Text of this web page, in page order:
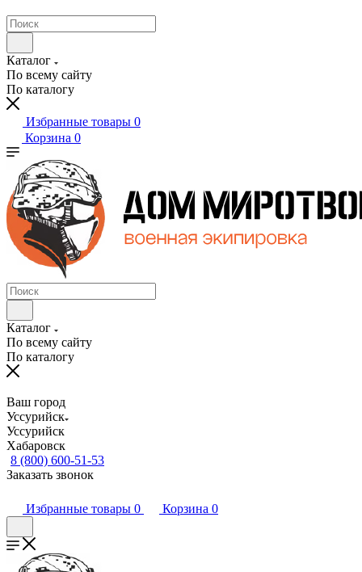
Каталог
По всему сайту
По каталогу
Избранные товары 0
Корзина 0
Каталог
По всему сайту
По каталогу
Ваш город
Уссурийск
Уссурийск
Хабаровск
8 (800) 600-51-53
Заказать звонок
Избранные товары 0 Корзина 0